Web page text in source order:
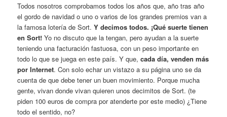
Todos nosotros comprobamos todos los años que, año tras año
el gordo de navidad o uno o varios de los grandes premios van a
la famosa lotería de Sort.Y decimos todos. ¡Qué suerte tienen
en Sort! Yo no discuto que la tengan, pero ayudan a la suerte
teniendo una facturación fastuosa, con un peso importante en
todo lo que se juega en este país. Y que,cada día, venden más
por Internet. Con solo echar un vistazo a su página uno se da
cuenta de que debe tener un buen movimiento. Porque mucha
gente, vivan donde vivan quieren unos decimitos de Sort. (te
piden 100 euros de compra por atenderte por este medio) ¿Tiene
todo el sentido, no?